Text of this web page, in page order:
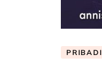
PRIBADI